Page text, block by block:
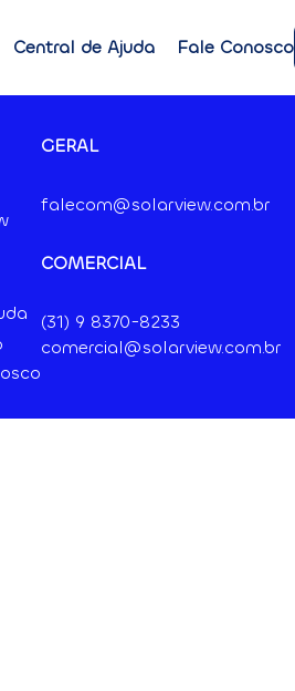
Central de Ajuda Fale Conosco
GERAL
falecom@solarview.com.br
COMERCIAL
(31) 9 8370-8233
comercial@solarview.com.br